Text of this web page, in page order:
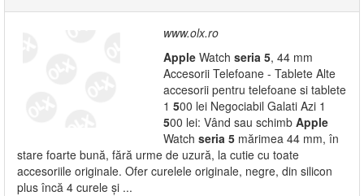
www.olx.ro
Apple Watch seria 5, 44 mm
Accesorii Telefoane - Tablete Alte
accesorii pentru telefoane si tablete
1 500 lei Negociabil Galati Azi 1
500 lei: Vând sau schimb Apple
Watch seria 5 mărimea 44 mm, în
stare foarte bună, fără urme de uzură, la cutie cu toate
accesoriile originale. Ofer curelele originale, negre, din silicon
plus încă 4 curele și ...